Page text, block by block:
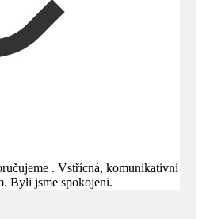
. Vstřícná, komunikativní
Byli jsme spokojeni.